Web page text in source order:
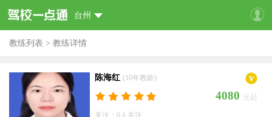
台州
教练列表 > 教练详情
陈海红 (10年教龄)
4080 元起
关注：0人关注